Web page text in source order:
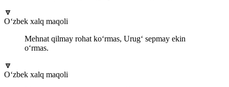
🔽
O‘zbek xalq maqoli
Mehnat qilmay rohat ko‘rmas, Urug‘ sepmay ekin
o‘rmas.
🔽
O‘zbek xalq maqoli